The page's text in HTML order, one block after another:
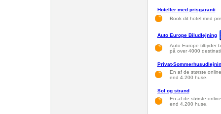
Hoteller med prisgaranti
Book dit hotel med
Auto Europe Biludlejning
Auto Europe tilbyder
på over 4000
Privat-
En af de største
end 4.200 huse.
Sol og strand
En af de største
end 4.200 huse.